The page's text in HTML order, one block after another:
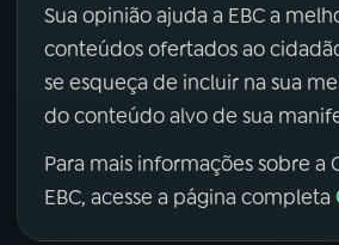
Sua opinião ajuda a EBC a
conteúdos ofertados ao
se esqueça de incluir na sua
do conteúdo alvo de sua
Para mais informações sobre a
EBC, acesse a página completa